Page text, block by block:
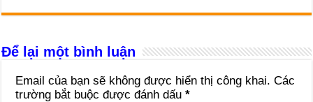
Để lại một bình luận
Email của bạn sẽ không được hiển thị công khai. Các
trường bắt buộc được đánh dấu*